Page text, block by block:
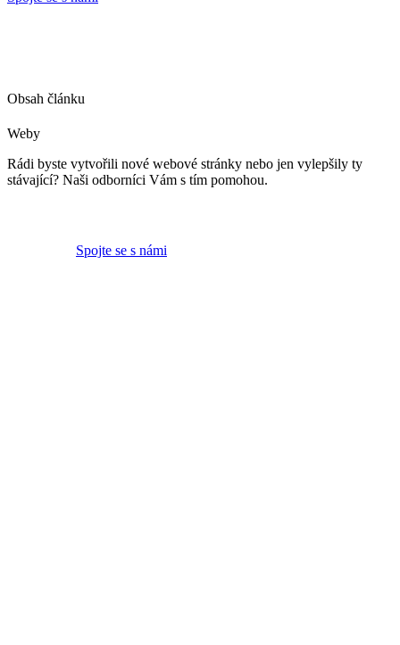
Obsah článku
Weby
Rádi byste vytvořili nové webové stránky nebo jen vylepšily ty
stávající? Naši odborníci Vám s tím pomohou.
Spojte se s námi